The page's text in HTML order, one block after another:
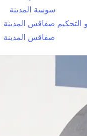
سوسة المدينة
التحكيم صفاقس المدينة
صفاقس المدينة